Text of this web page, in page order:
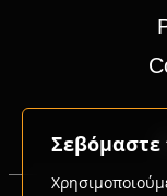
Σεβόμαστε